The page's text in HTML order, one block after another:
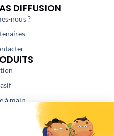
DIFFUSION
nous ?
à main